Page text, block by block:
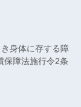
身体に存する障
保障法施行令2条